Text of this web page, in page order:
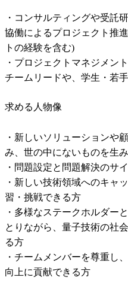
・コンサルティングや受託
協働によるプロジェクト推
トの経験を含む)
・プロジェクトマネジメン
チームリードや、学生・若
求める人物像
・新しいソリューションや
み、世の中にないものを生
・問題設定と問題解決のサ
・新しい技術領域へのキャ
習・挑戦できる方
・多様なステークホルダー
とりながら、量子技術の社
る方
・チームメンバーを尊重し
向上に貢献できる方